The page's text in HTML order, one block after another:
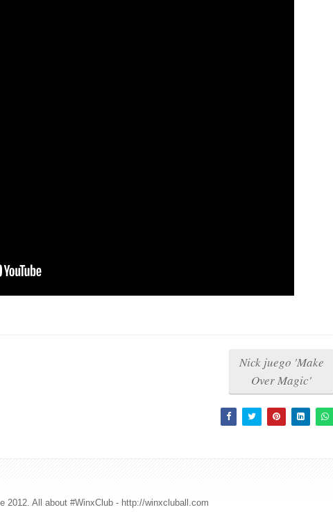
Nick juego 'Make
Over Magic'
2012. All about #WinxClub - http://winxcluball.com